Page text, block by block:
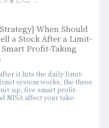
When Should
a Stock After a Limit-
Smart Profit-Taking
it hits the daily limit-
system works, the three
up, five smart profit-
NISA affect your take-